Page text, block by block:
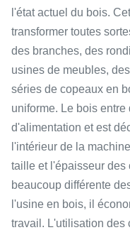
l'état actuel du bois.
transformer toutes
des branches, des
usines de meubles,
séries de copeaux en
uniforme. Le bois
d'alimentation et est
l'intérieur de la
taille et l'épaisseur des
beaucoup différente
l'usine en bois, il
travail. L'utilisation des